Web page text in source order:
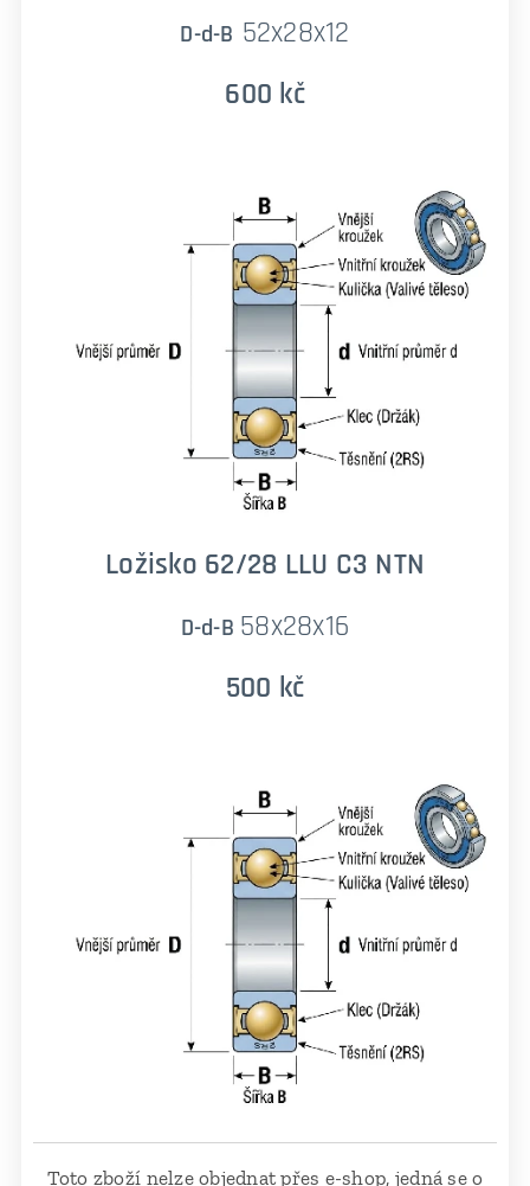
D-d-B 52x28x12
600 kč
Ložisko 62/28 LLU C3 NTN
D-d-B 58x28x16
500 kč
Toto zboží nelze objednat přes e-shop, jedná se o